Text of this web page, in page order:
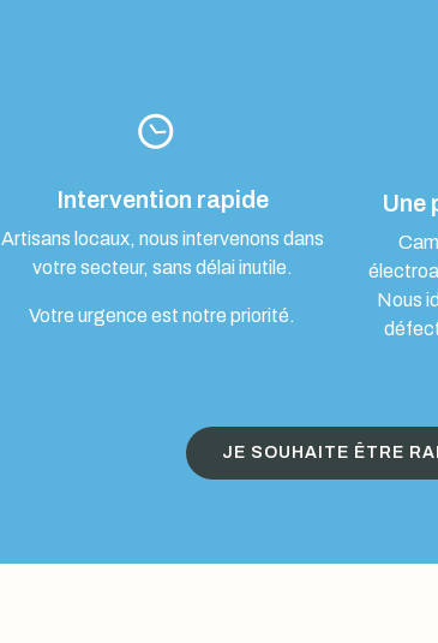
Intervention rapide
Artisans locaux, nous intervenons dans
votre secteur, sans délai inutile.
Votre urgence est notre priorité.
Une
Nous
JE SOUHAITE ÊTRE